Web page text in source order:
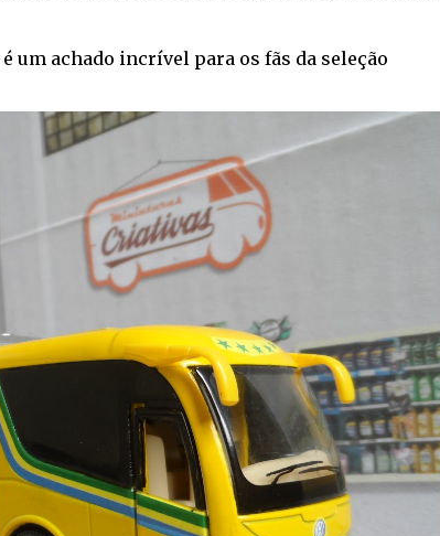
um achado incrível para os fãs da seleção